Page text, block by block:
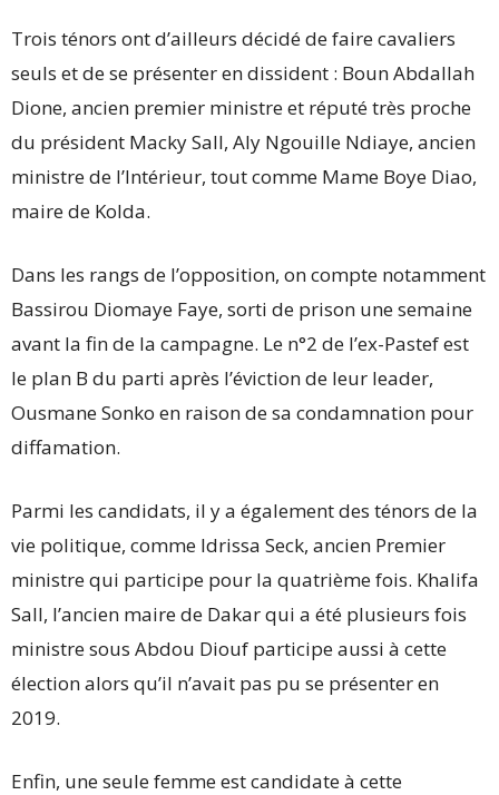
Trois ténors ont d’ailleurs décidé de faire cavaliers
seuls et de se présenter en dissident : Boun Abdallah
Dione, ancien premier ministre et réputé très proche
du président Macky Sall, Aly Ngouille Ndiaye, ancien
ministre de l’Intérieur, tout comme Mame Boye Diao,
maire de Kolda.
Dans les rangs de l’opposition, on compte notamment
Bassirou Diomaye Faye, sorti de prison une semaine
avant la fin de la campagne. Le n°2 de l’ex-Pastef est
le plan B du parti après l’éviction de leur leader,
Ousmane Sonko en raison de sa condamnation pour
diffamation.
Parmi les candidats, il y a également des ténors de la
vie politique, comme Idrissa Seck, ancien Premier
ministre qui participe pour la quatrième fois. Khalifa
Sall, l’ancien maire de Dakar qui a été plusieurs fois
ministre sous Abdou Diouf participe aussi à cette
élection alors qu’il n’avait pas pu se présenter en
2019.
Enfin, une seule femme est candidate à cette